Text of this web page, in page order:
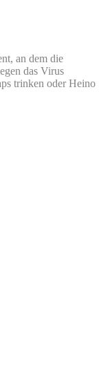
an dem die
das Virus
trinken oder Heino